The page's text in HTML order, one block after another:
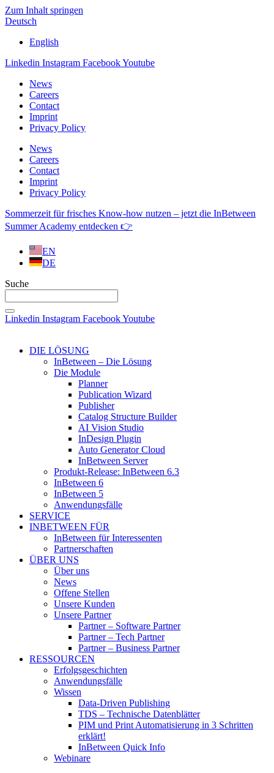
Zum Inhalt springen
Deutsch
English
Linkedin Instagram FacebookYoutube
News
Careers
Contact
Imprint
Privacy Policy
News
Careers
Contact
Imprint
Privacy Policy
Sommerzeit für frisches Know-how nutzen – jetzt die InBetween
Summer Academy entdecken 👉
EN
DE
Suche
Linkedin Instagram FacebookYoutube
DIE LÖSUNG
InBetween – Die Lösung
Die Module
Planner
Publication Wizard
Publisher
Catalog Structure Builder
AI Vision Studio
InDesign Plugin
Auto Generator Cloud
InBetween Server
Produkt-Release: InBetween 6.3
InBetween 6
InBetween 5
Anwendungsfälle
SERVICE
INBETWEEN FÜR
InBetween für Interessenten
Partnerschaften
ÜBER UNS
Über uns
News
Offene Stellen
Unsere Kunden
Unsere Partner
Partner – Software Partner
Partner – Tech Partner
Partner – Business Partner
RESSOURCEN
Erfolgsgeschichten
Anwendungsfälle
Wissen
Data-Driven Publishing
TDS – Technische Datenblätter
PIM und Print Automatisierung in 3 Schritten
erklärt!
InBetween Quick Info
Webinare